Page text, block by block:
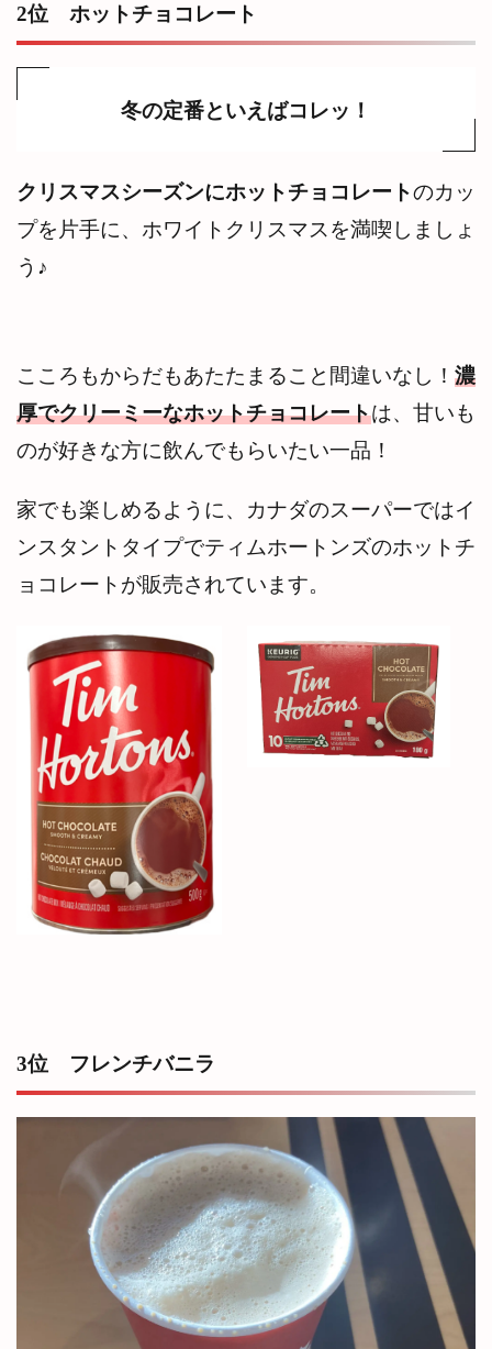
2位 ホットチョコレート
冬の定番といえばコレッ！
クリスマスシーズンにホットチョコレートのカッ
プを片手に、ホワイトクリスマスを満喫しましょ
う♪
こころもからだもあたたまること間違いなし！ 濃
厚でクリーミーなホットチョコレートは、甘いも
のが好きな方に飲んでもらいたい一品！
家でも楽しめるように、カナダのスーパーではイ
ンスタントタイプでティムホートンズのホットチ
ョコレートが販売されています。
3位 フレンチバニラ